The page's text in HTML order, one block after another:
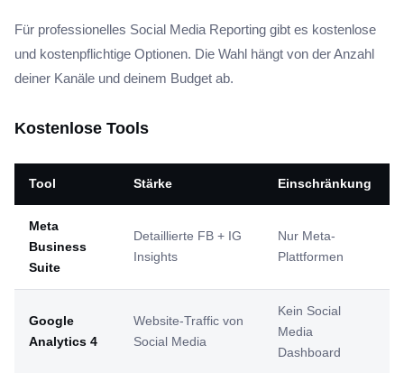
Für professionelles Social Media Reporting gibt es kostenlose
und kostenpflichtige Optionen. Die Wahl hängt von der Anzahl
deiner Kanäle und deinem Budget ab.
Kostenlose Tools
Tool Stärke Einschränkung
Meta
Business
Suite
Detaillierte FB + IG
Insights
Nur Meta-
Plattformen
Google
Analytics 4
Website-Traffic von
Social Media
Kein Social
Media
Dashboard